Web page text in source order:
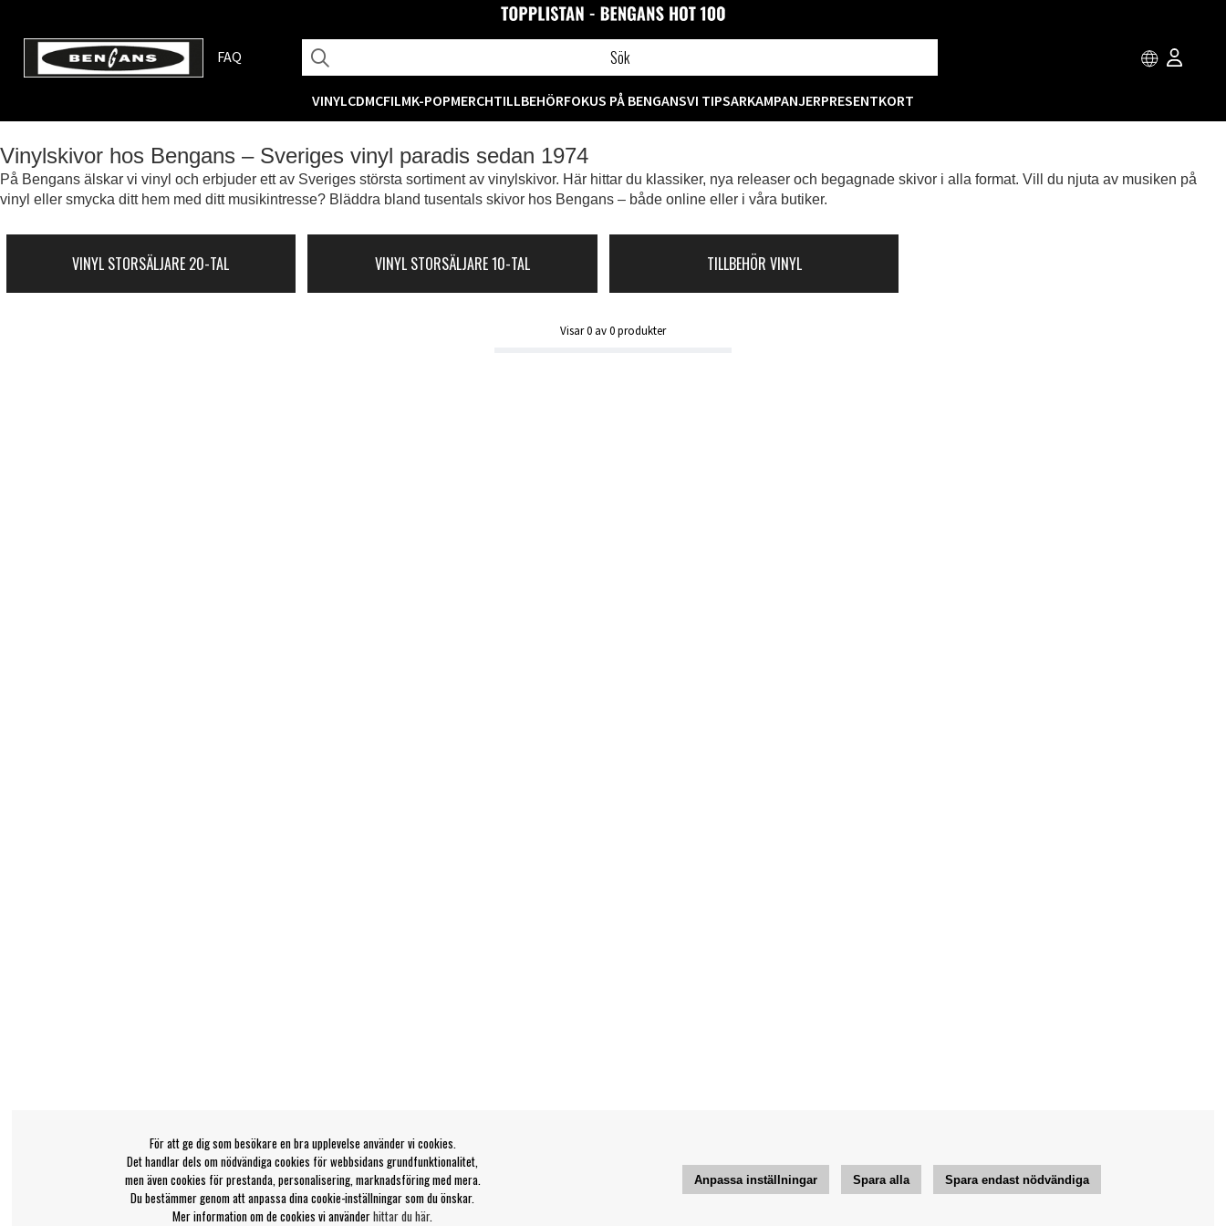
FAQ
VINYLCDMCFILMK-POPMERCHTILLBEHÖRFOKUS PÅ BENGANSVI TIPSARKAMPANJERPRESENTKORT
Vinylskivor hos Bengans – Sveriges vinyl paradis sedan 1974
På Bengans älskar vi vinyl och erbjuder ett av Sveriges största sortiment av vinylskivor. Här hittar du klassiker, nya releaser och begagnade skivor i alla format. Vill du njuta av musiken på
vinyl eller smycka ditt hem med ditt musikintresse? Bläddra bland tusentals skivor hos Bengans – både online eller i våra butiker.
VINYL STORSÄLJARE 20-TAL VINYL STORSÄLJARE 10-TAL TILLBEHÖR VINYL
Visar0 av0produkter
För att ge dig som besökare en bra upplevelse använder vi cookies.
Det handlar dels om nödvändiga cookies för webbsidans grundfunktionalitet,
men även cookies för prestanda, personalisering, marknadsföring med mera.
Du bestämmer genom att anpassa dina cookie-inställningar som du önskar.
Mer information om de cookies vi använderhittar du här.
Anpassa inställningar Spara alla Spara endast nödvändiga